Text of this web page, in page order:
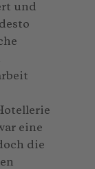
und
eine
die